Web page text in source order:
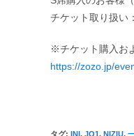
チケット取り扱い
※チケット購入お
https://zozo.jp/
タグ: INI, JO1, NIZIU,